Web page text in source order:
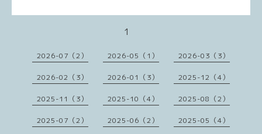
1
2026-07（2） 2026-05（1） 2026-03（3）
2026-02（3） 2026-01（3） 2025-12（4）
2025-11（3） 2025-10（4） 2025-08（2）
2025-07（2） 2025-06（2） 2025-05（4）